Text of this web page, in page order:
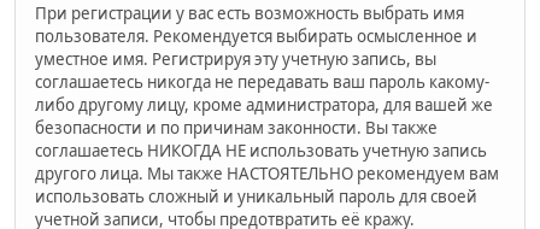
При регистрации у вас есть возможность выбрать имя
пользователя. Рекомендуется выбирать осмысленное и
уместное имя. Регистрируя эту учетную запись, вы
соглашаетесь никогда не передавать ваш пароль какому-
либо другому лицу, кроме администратора, для вашей же
безопасности и по причинам законности. Вы также
соглашаетесь НИКОГДА НЕ использовать учетную запись
другого лица. Мы также НАСТОЯТЕЛЬНО рекомендуем вам
использовать сложный и уникальный пароль для своей
учетной записи, чтобы предотвратить её кражу.